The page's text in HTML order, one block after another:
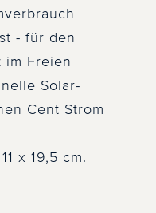
- für den
im Freien
Solar-
Cent Strom
x 19,5 cm.